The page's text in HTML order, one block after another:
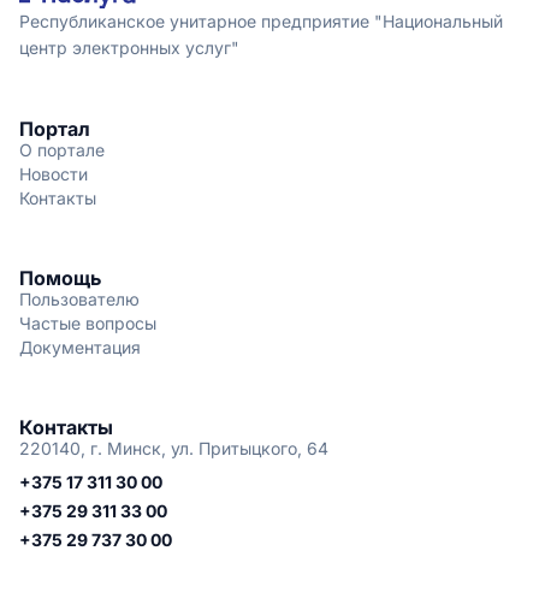
Республиканское унитарное предприятие "Национальный
центр электронных услуг"
Портал
О портале
Новости
Контакты
Помощь
Пользователю
Частые вопросы
Документация
Контакты
220140, г. Минск, ул. Притыцкого, 64
+375 17 311 30 00
+375 29 311 33 00
+375 29 737 30 00